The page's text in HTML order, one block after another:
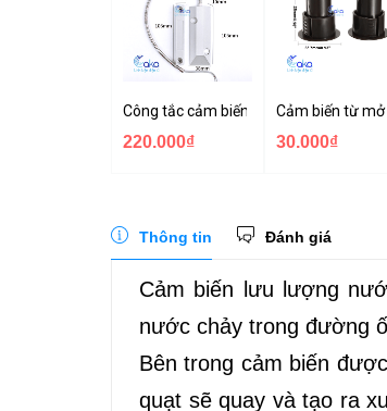
Công tắc cảm biến cửa cuốn OC-55
220.000₫
Cảm biến từ mở
30.000₫
Thông tin Đánh giá
Cảm biến lưu lượng
nước chảy trong đường
Bên trong cảm biến
quạt sẽ quay và tạo ra